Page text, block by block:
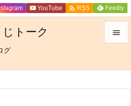
トーク
グ

サイド
YouTube  RSS Feedly